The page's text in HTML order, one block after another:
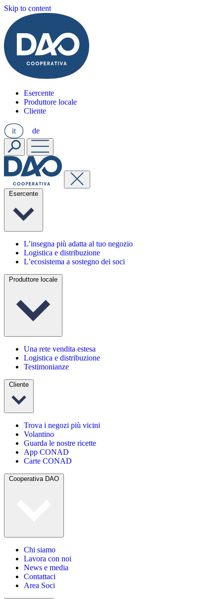
Skip to content
Esercente
Produttore locale
Cliente
it de
Esercente
L’insegna più adatta al tuo negozio
Logistica e distribuzione
L’ecosistema a sostegno dei soci
Produttore locale
Una rete vendita estesa
Logistica e distribuzione
Testimonianze
Cliente
Trova i negozi più vicini
Volantino
Guarda le nostre ricette
App CONAD
Carte CONAD
Cooperativa DAO
Chi siamo
Lavora con noi
News e media
Contattaci
Area Soci